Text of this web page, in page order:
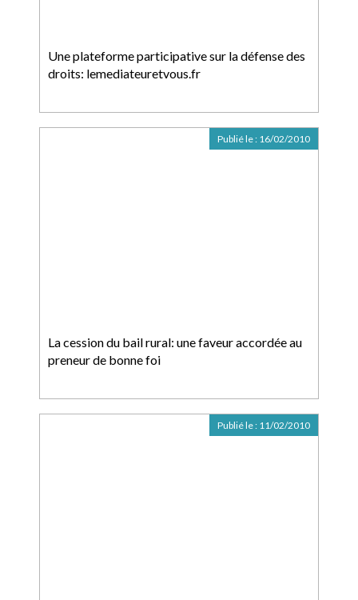
Une plateforme participative sur la défense des
droits: lemediateuretvous.fr
La cession du bail rural: une faveur accordée au
preneur de bonne foi
Publié le : 16/02/2010
Publié le : 11/02/2010